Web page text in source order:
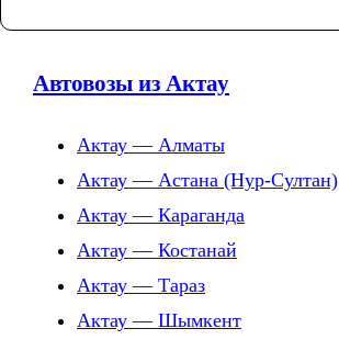
Автовозы из Актау
Актау — Алматы
Актау — Астана (Нур-Султан)
Актау — Караганда
Актау — Костанай
Актау — Тараз
Актау — Шымкент